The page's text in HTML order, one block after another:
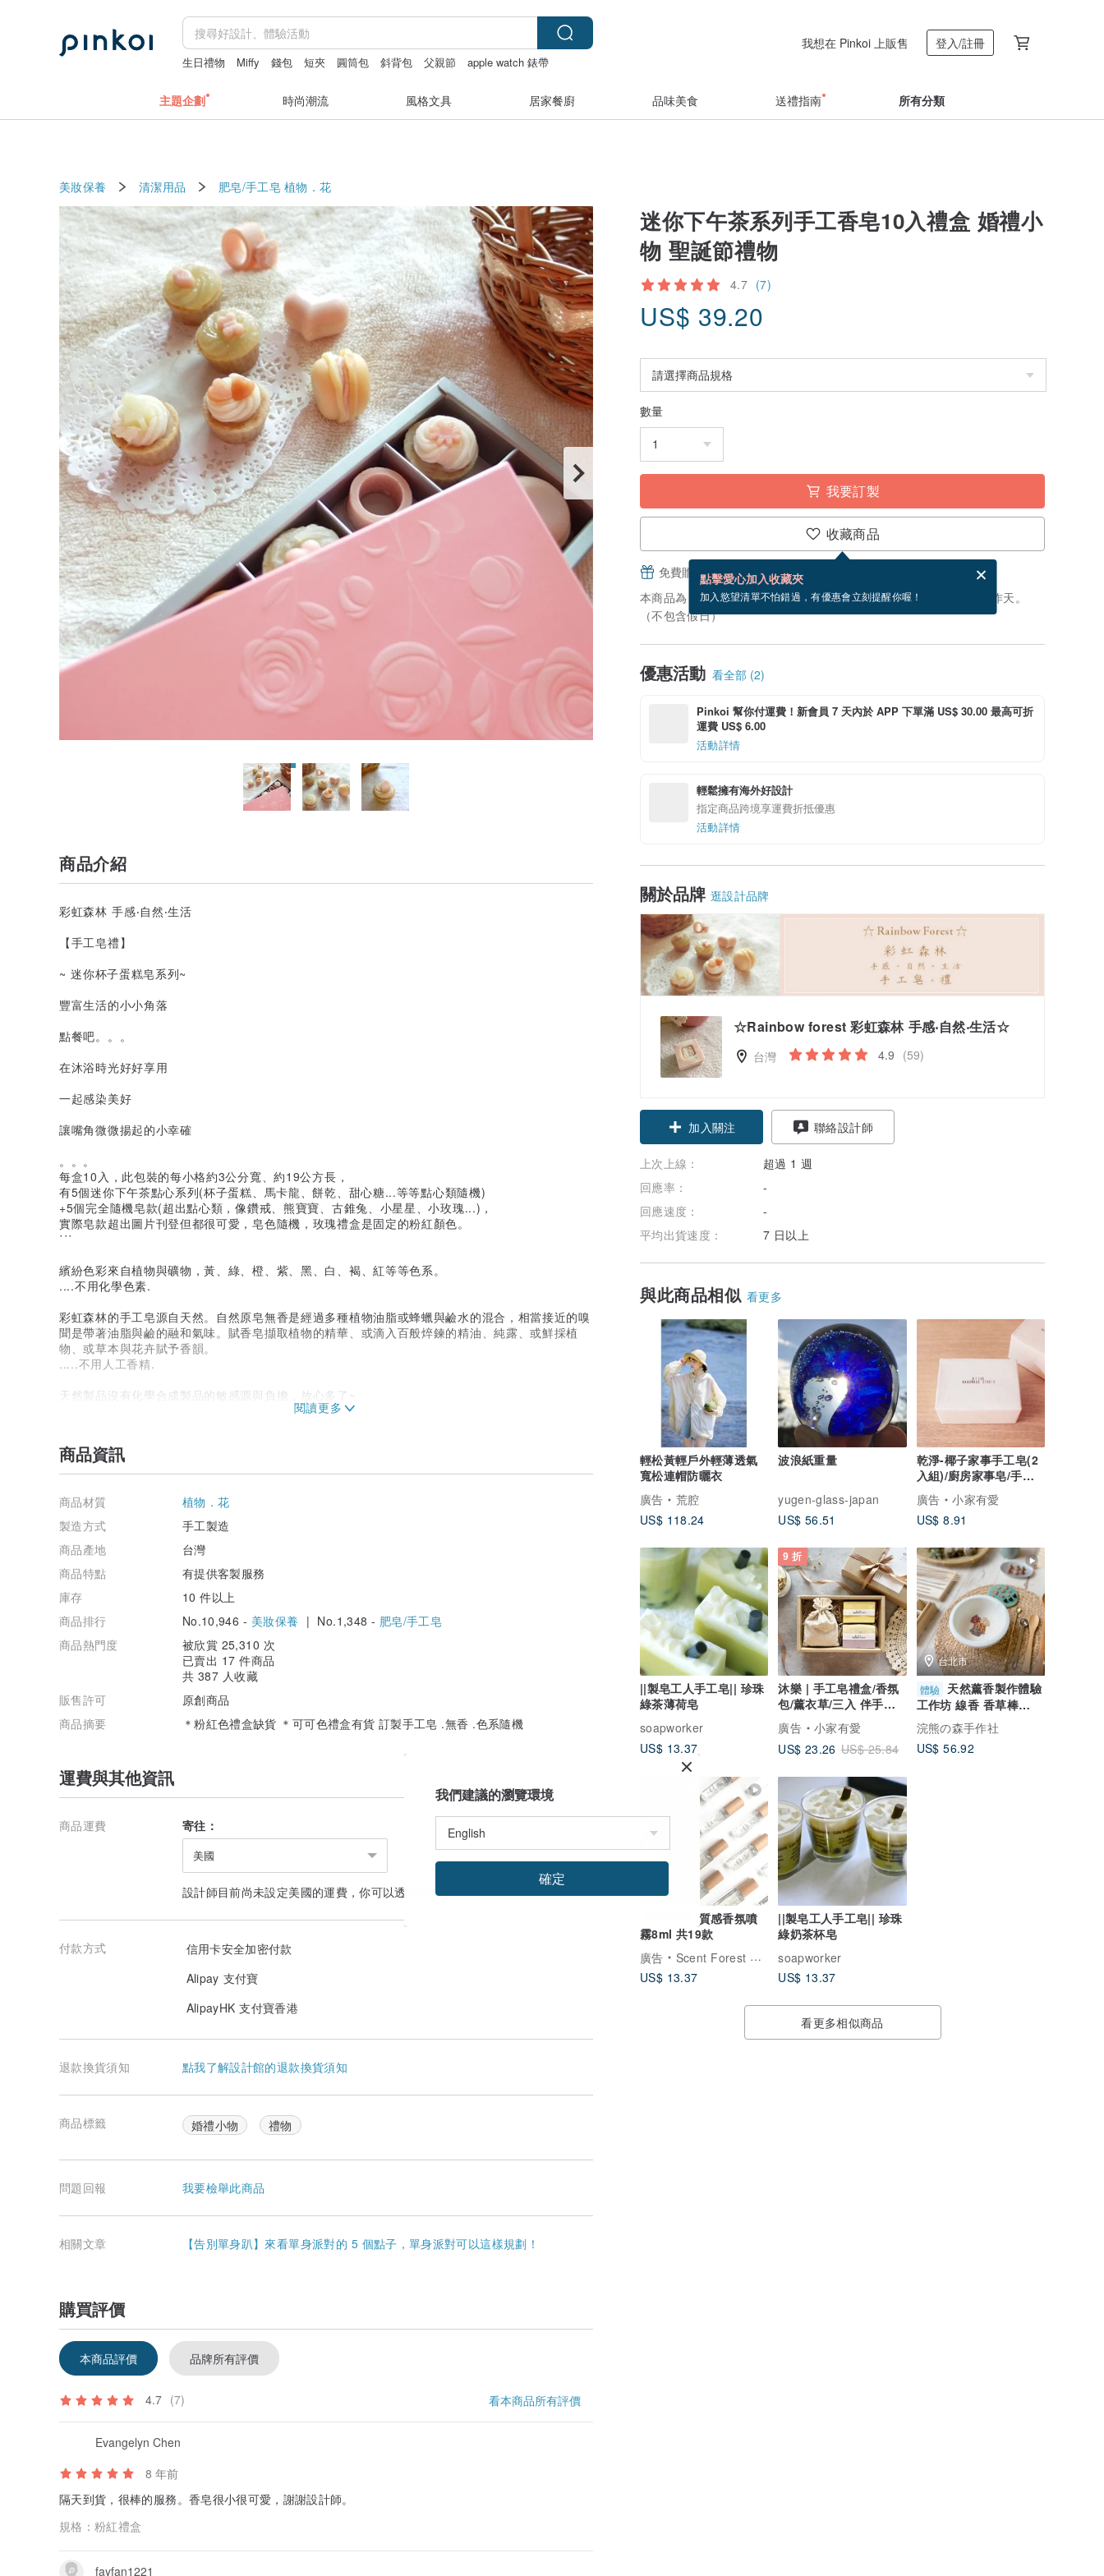
生日禮物 Miffy 錢包 短夾 圓筒包 斜背包 父親節 apple watch 錶帶
我想在 Pinkoi 上販售 登入/註冊
主題企劃 時尚潮流 風格文具 居家餐廚 品味美食 送禮指南 所有分類
美妝保養 清潔用品 肥皂/手工皂 植物．花
迷你下午茶系列手工香皂10入禮盒 婚禮小
物 聖誕節禮物
4.7 (7)
US$ 39.20
數量
我要訂製
收藏商品
點擊愛心加入收藏夾
加入慾望清單不怕錯過，有優惠會立刻提醒你喔！
免費贈送電子賀卡，結帳完成後填寫
本商品為「接單訂製」。付款後，從開始製作到寄出商品為 35 個工作天。
（不包含假日）
優惠活動 看全部 (2)
Pinkoi 幫你付運費！新會員 7 天內於 APP 下單滿 US$ 30.00 最高可折
運費 US$ 6.00
活動詳情
輕鬆擁有海外好設計
指定商品跨境享運費折抵優惠
活動詳情
關於品牌 逛設計品牌
☆Rainbow forest 彩虹森林 手感‧自然‧生活☆
台灣 4.9 (59)
加入關注 聯絡設計師
上次上線：
超過 1 週
回應率：
-
回應速度：
-
平均出貨速度：
7 日以上
與此商品相似 看更多
輕松黃輕戶外輕薄透氣
寬松連帽防曬衣
廣告
荒腔
US$ 118.24
波浪紙重量
yugen-glass-japan
US$ 56.51
乾淨-椰子家事手工皂(2
入組)/廚房家事皂/手洗
衣物皂
廣告
小家有愛
US$ 8.91
||製皂工人手工皂|| 珍珠
綠茶薄荷皂
soapworker
US$ 13.37
9 折
沐樂 | 手工皂禮盒/香氛
包/薰衣草/三入 伴手禮
客製 手工皂
廣告
小家有愛
US$ 23.26 US$ 25.84
台北市
體驗 天然薰香製作體驗
工作坊 線香 香草棒
natural incense
workshop
浣熊の森手作社
US$ 56.92
【隨身瓶】質感香氛噴
霧8ml 共19款
廣告
Scent Forest 香氛森林
US$ 13.37
||製皂工人手工皂|| 珍珠
綠奶茶杯皂
soapworker
US$ 13.37
看更多相似商品
商品介紹
彩虹森林 手感‧自然‧生活
【手工皂禮】
~ 迷你杯子蛋糕皂系列~
豐富生活的小小角落
點餐吧。。。
在沐浴時光好好享用
一起感染美好
讓嘴角微微揚起的小幸確
。。。
每盒10入，此包裝的每小格約3公分寬、約19公方長，
有5個迷你下午茶點心系列(杯子蛋糕、馬卡龍、餅乾、甜心糖...等等點心類隨機)
+5個完全隨機皂款(超出點心類，像鑽戒、熊寶寶、古錐兔、小星星、小玫瑰...)，
實際皂款超出圖片刊登但都很可愛，皂色隨機，玫瑰禮盒是固定的粉紅顏色。
˙˙˙
繽紛色彩來自植物與礦物，黃、綠、橙、紫、黑、白、褐、紅等等色系。
....不用化學色素.
彩虹森林的手工皂源自天然。自然原皂無香是經過多種植物油脂或蜂蠟與鹼水的混合，相當接近的嗅
聞是帶著油脂與鹼的融和氣味。賦香皂擷取植物的精華、或滴入百般焠鍊的精油、純露、或鮮採植
物、或草本與花卉賦予香韻。
.....不用人工香精.
天然製品沒有化學合成製品的敏感源與負擔，放心多了~
沒有機器產的獨特外裝，以環保理念善用資源妥善防護包裹，
請別介意這些可以安然送達的防護樣子，拆開奇異的防撞裝護是美好的風景。。。
˙˙˙
/ 關於特性、色系、香氣的事 /
‧皂重量與大小會隨時間蒸發水份而改變。
‧色系隨機，皂與包裝有指定色系(杯底、奶油、包裝色系)請先通知我們另報價。
‧若有想指定香調，請先通知我們數量、香調種類、會另報價。
‧賦香皂:天然的香氣跟一般化學香精有很大差異，天然香氣較難有長久的持香度，經過滿月熟成後，
皂表面的香氣容易散失，可能靠近聞會聞不太到，但內部的香氣會保留較多，經過洗滌時會感受陣陣
蘊藏的香氣。
/關於使用及保存方式 /
‧請按照熟成日期到達再開始使用.
‧使用時，手稍沾溼，輕輕搓揉皂，之後清水沖淨泡沫。
‧存放請避開濕、熱、光處，保持乾燥即可。
‧我們只用天然素材，皂會有白霜現象與天候潮濕的小水珠跟逐漸褪變色的隨機自然現象，以及天然
香氣皂會不那麼濃郁與持香，這些都是天然產品的特徵，請安心待熟成期後使用唷。
☆Rainbow forest 彩虹森林 手感‧自然‧生活☆
關於彩虹森林手工皂的事~
每一塊皂對我們來說都像是剛出生的Baby一樣，必須細心的呵護，
從一開始皂材的準備、製作的順序、攪拌的方式、溫度與時間的拿捏，
秉持只用天然素材的堅持，我們選出最滿意的天然配方，
佐以繽紛的造型與迷人的天然香氣，讓大家也能體驗自然的幸福~
商品資訊
商品材質
植物．花
製造方式
手工製造
商品產地
台灣
商品特點
有提供客製服務
庫存
10 件以上
商品排行
No.10,946 - 美妝保養 | No.1,348 - 肥皂/手工皂
商品熱門度
被欣賞 25,310 次
已賣出 17 件商品
共 387 人收藏
販售許可
原創商品
商品摘要
＊粉紅色禮盒缺貨 ＊可可色禮盒有貨 訂製手工皂 .無香 .色系隨機
運費與其他資訊
商品運費 寄往：
美國
設計師目前尚未設定美國的運費，你可以透過 聯絡設計師
付款方式
信用卡安全加密付款
Alipay 支付寶
AlipayHK 支付寶香港
退款換貨須知 點我了解設計館的退款換貨須知
商品標籤 婚禮小物 禮物
問題回報 我要檢舉此商品
相關文章 【告別單身趴】來看單身派對的 5 個點子，單身派對可以這樣規劃！
購買評價
本商品評價 品牌所有評價
4.7 (7) 看本商品所有評價
Evangelyn Chen
8 年前
隔天到貨，很棒的服務。香皂很小很可愛，謝謝設計師。
規格：粉紅禮盒
fayfan1221
我們建議的瀏覽環境
確定